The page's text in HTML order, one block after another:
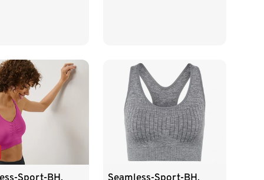
Sport-BH,
Seamless-Sport-BH,